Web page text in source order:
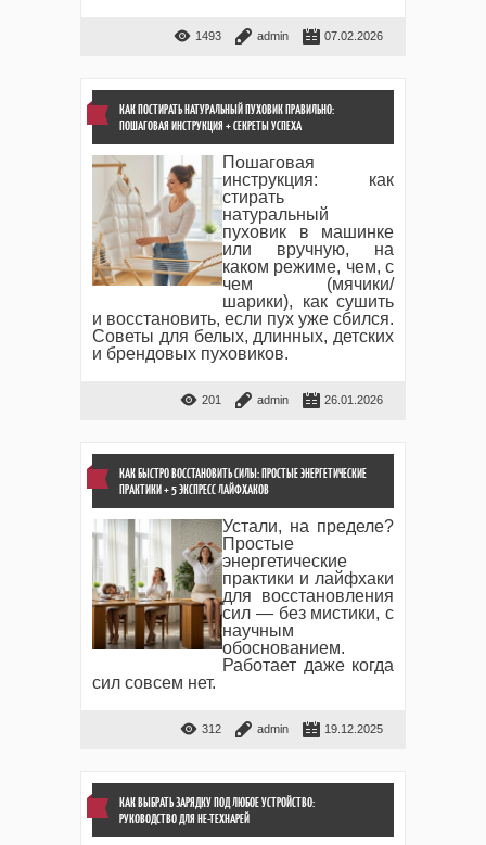
1493 admin 07.02.2026
КАК ПОСТИРАТЬ НАТУРАЛЬНЫЙ ПУХОВИК ПРАВИЛЬНО:
ПОШАГОВАЯ ИНСТРУКЦИЯ + СЕКРЕТЫ УСПЕХА
Пошаговая
инструкция: как
стирать
натуральный
пуховик в машинке
или вручную, на
каком режиме, чем, с
чем (мячики/
шарики), как сушить
и восстановить, если пух уже сбился.
Советы для белых, длинных, детских
и брендовых пуховиков.
201 admin 26.01.2026
КАК БЫСТРО ВОССТАНОВИТЬ СИЛЫ: ПРОСТЫЕ ЭНЕРГЕТИЧЕСКИЕ
ПРАКТИКИ + 5 ЭКСПРЕСС ЛАЙФХАКОВ
Устали, на пределе?
Простые
энергетические
практики и лайфхаки
для восстановления
сил — без мистики, с
научным
обоснованием.
Работает даже когда
сил совсем нет.
312 admin 19.12.2025
КАК ВЫБРАТЬ ЗАРЯДКУ ПОД ЛЮБОЕ УСТРОЙСТВО:
РУКОВОДСТВО ДЛЯ НЕ-ТЕХНАРЕЙ